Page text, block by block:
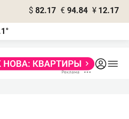
$ 82.17 € 94.84 ¥ 12.17